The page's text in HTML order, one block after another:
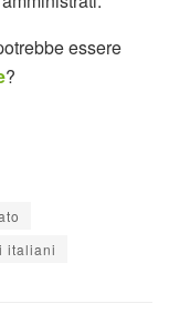
essere
?
italiani